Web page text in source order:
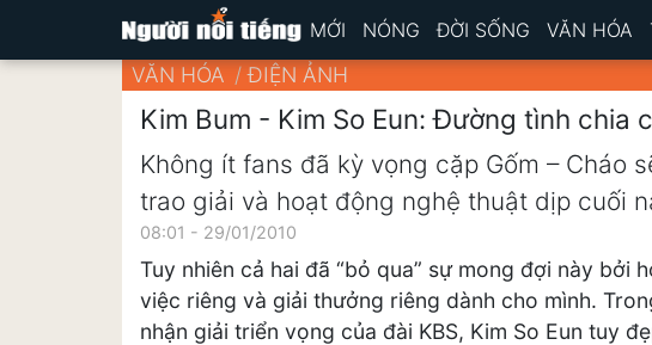
MỚI NÓNG ĐỜI SỐNG VĂN HÓA
VĂN HÓA ĐIỆN ẢNH
Kim Bum - Kim So Eun: Đường tình chia
Không ít fans đã kỳ vọng cặp Gốm – Cháo
trao giải và hoạt động nghệ thuật dịp cuối
08:01 - 29/01/2010
Tuy nhiên cả hai đã “bỏ qua” sự mong đợi này bởi
việc riêng và giải thưởng riêng dành cho mình.
nhận giải triển vọng của đài KBS, Kim So Eun tuy